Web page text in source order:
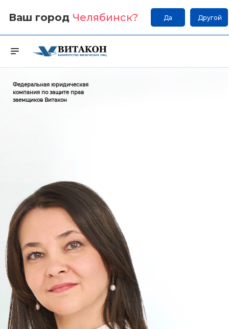
Ваш город Челябинск? Да Другой
Федеральная юридическая
компания по защите прав
заемщиков Витакон